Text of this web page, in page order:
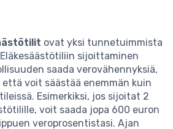
ovat yksi tunnetuimmista
sijoittaminen
saada verovähennyksiä,
voit säästää enemmän kuin
Esimerkiksi, jos sijoitat 2
voit saada jopa 600 euron
veroprosentistasi. Ajan